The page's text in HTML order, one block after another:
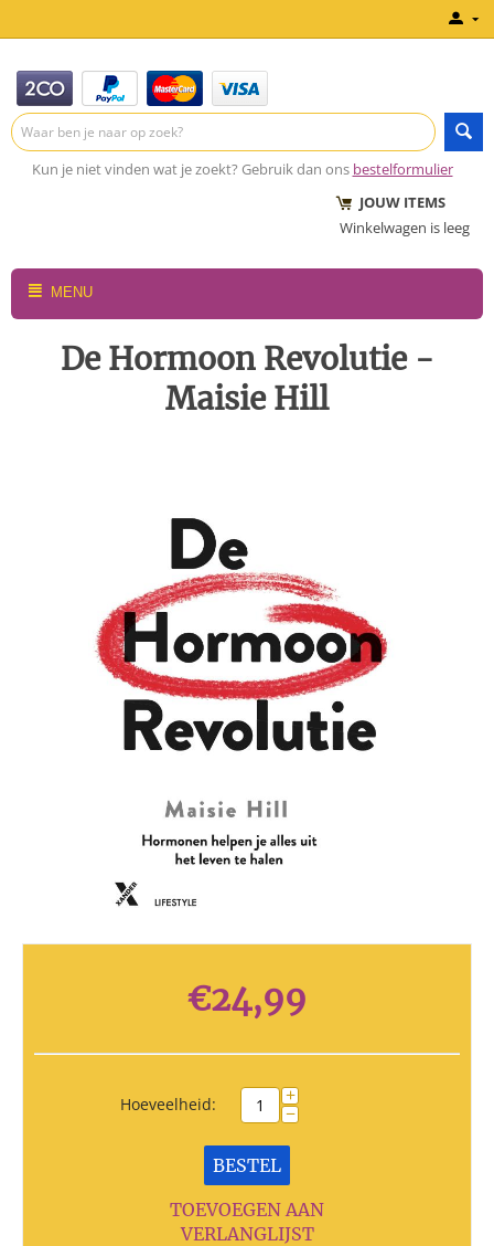
Kun je niet vinden wat je zoekt? Gebruik dan ons bestelformulier
JOUW ITEMS
Winkelwagen is leeg
MENU
De Hormoon Revolutie -
Maisie Hill
€24,99
Hoeveelheid: +
−
BESTEL
TOEVOEGEN AAN
VERLANGLIJST